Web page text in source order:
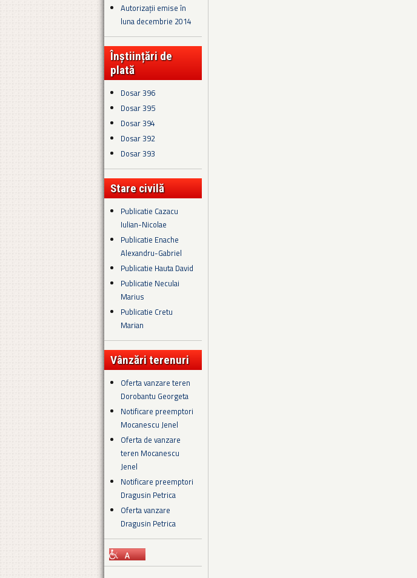
Autorizații emise în
luna decembrie 2014
Înștiințări de
plată
Dosar 396
Dosar 395
Dosar 394
Dosar 392
Dosar 393
Stare civilă
Publicatie Cazacu
Iulian-Nicolae
Publicatie Enache
Alexandru-Gabriel
Publicatie Hauta David
Publicatie Neculai
Marius
Publicatie Cretu
Marian
Vânzări terenuri
Oferta vanzare teren
Dorobantu Georgeta
Notificare preemptori
Mocanescu Jenel
Oferta de vanzare
teren Mocanescu
Jenel
Notificare preemptori
Dragusin Petrica
Oferta vanzare
Dragusin Petrica